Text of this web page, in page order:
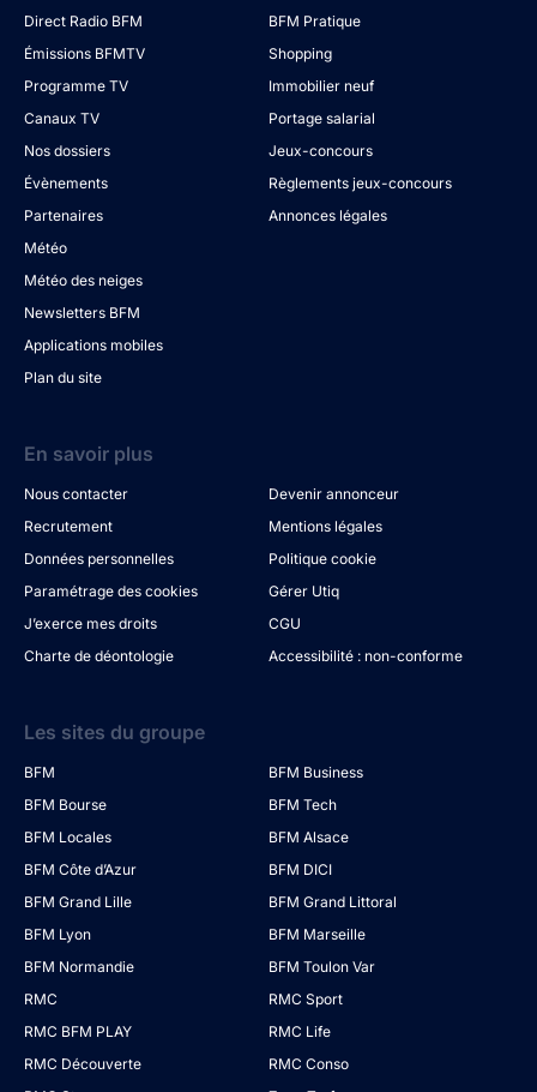
Direct Radio BFM
Émissions BFMTV
Programme TV
Canaux TV
Nos dossiers
Évènements
Partenaires
Météo
Météo des neiges
Newsletters BFM
Applications mobiles
Plan du site
BFM Pratique
Shopping
Immobilier neuf
Portage salarial
Jeux-concours
Règlements jeux-concours
Annonces légales
En savoir plus
Nous contacter
Devenir annonceur
Recrutement
Mentions légales
Données personnelles
Politique cookie
Paramétrage des cookies
Gérer Utiq
J’exerce mes droits
CGU
Charte de déontologie
Accessibilité : non-conforme
Les sites du groupe
BFM
BFM Business
BFM Bourse
BFM Tech
BFM Locales
BFM Alsace
BFM Côte d’Azur
BFM DICI
BFM Grand Lille
BFM Grand Littoral
BFM Lyon
BFM Marseille
BFM Normandie
BFM Toulon Var
RMC
RMC Sport
RMC BFM PLAY
RMC Life
RMC Découverte
RMC Conso